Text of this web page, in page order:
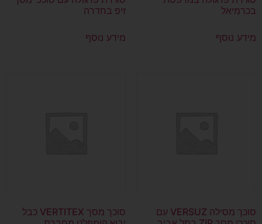
בכרמיאל
מידע נוסף
זיפ בחדרה
מידע נוסף
סוכך מסילה VERSUZ עם
סוכך מסך VERTITEX כבל